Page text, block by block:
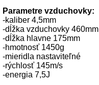
Parametre vzduchovky:
-kaliber 4,5mm
-dĺžka vzduchovky 460mm
-dĺžka hlavne 175mm
-hmotnosť 1450g
-mieridla nastaviteľné
-rýchlosť 145m/s
-energia 7,5J